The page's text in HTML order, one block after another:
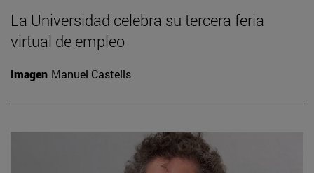
La Universidad celebra su tercera feria
virtual de empleo
Imagen Manuel Castells